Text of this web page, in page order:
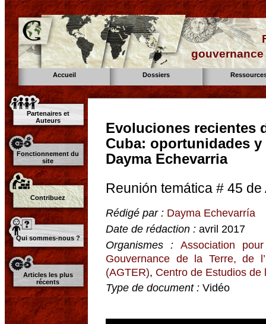
Accueil Dossiers
Partenaires et
Auteurs
Fonctionnement du
site
Contribuez
Qui sommes-nous ?
Articles les plus
récents
Evoluciones recientes
Cuba: oportunidades
Dayma Echevarria
Reunión temática # 45
Rédigé par : Dayma Echevarría
Date de rédaction : avril 2017
Organismes : Association
Gouvernance de la Terre, de
(AGTER), Centro de Estudios
Type de document : Vidéo